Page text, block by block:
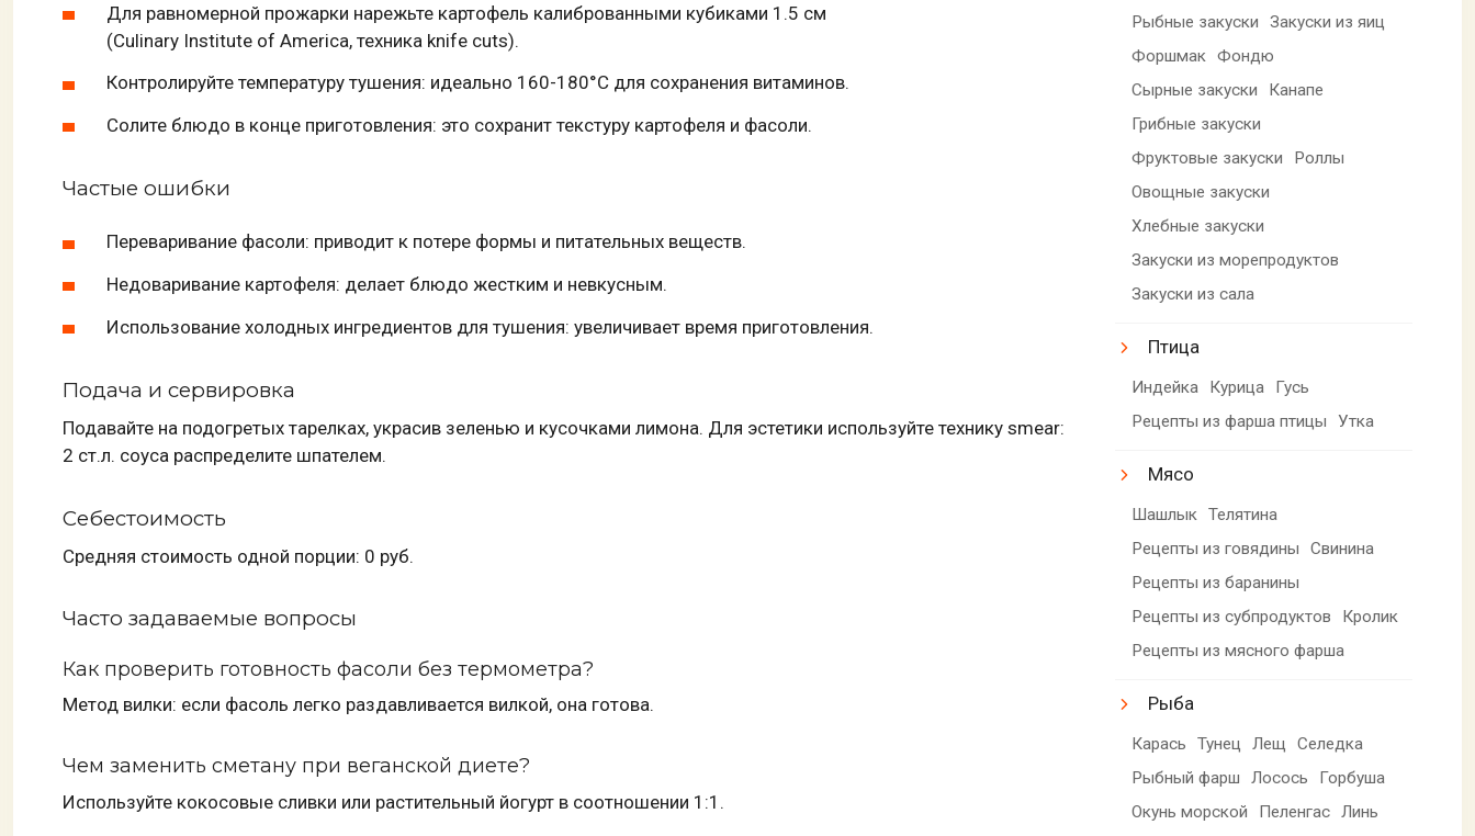
Для равномерной прожарки нарежьте картофель калиброванными кубиками 1.5 см
(Culinary Institute of America, техника knife cuts).
Контролируйте температуру тушения: идеально 160-180°C для сохранения витаминов.
Солите блюдо в конце приготовления: это сохранит текстуру картофеля и фасоли.
Частые ошибки
Переваривание фасоли: приводит к потере формы и питательных веществ.
Недоваривание картофеля: делает блюдо жестким и невкусным.
Использование холодных ингредиентов для тушения: увеличивает время приготовления.
Подача и сервировка
Подавайте на подогретых тарелках, украсив зеленью и кусочками лимона. Для эстетики используйте технику smear:
2 ст.л. соуса распределите шпателем.
Себестоимость
Средняя стоимость одной порции: 0 руб.
Часто задаваемые вопросы
Как проверить готовность фасоли без термометра?
Метод вилки: если фасоль легко раздавливается вилкой, она готова.
Чем заменить сметану при веганской диете?
Используйте кокосовые сливки или растительный йогурт в соотношении 1:1.
Рыбные закуски
Закуски из яиц
Форшмак Фондю
Сырные закуски
Канапе
Грибные закуски
Фруктовые закуски
Роллы
Овощные закуски
Хлебные закуски
Закуски из морепродуктов
Закуски из сала
Птица
Индейка Курица
Гусь
Рецепты из фарша птицы
Утка
Мясо
Шашлык Телятина
Рецепты из говядины
Свинина
Рецепты из баранины
Рецепты из субпродуктов
Кролик
Рецепты из мясного фарша
Рыба
Карась Тунец Лещ
Селедка
Рыбный фарш
Лосось
Горбуша
Окунь морской
Пеленгас Линь